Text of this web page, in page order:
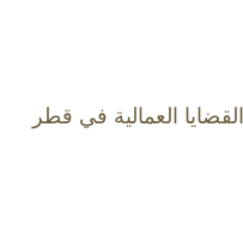
القضايا العمالية في قطر